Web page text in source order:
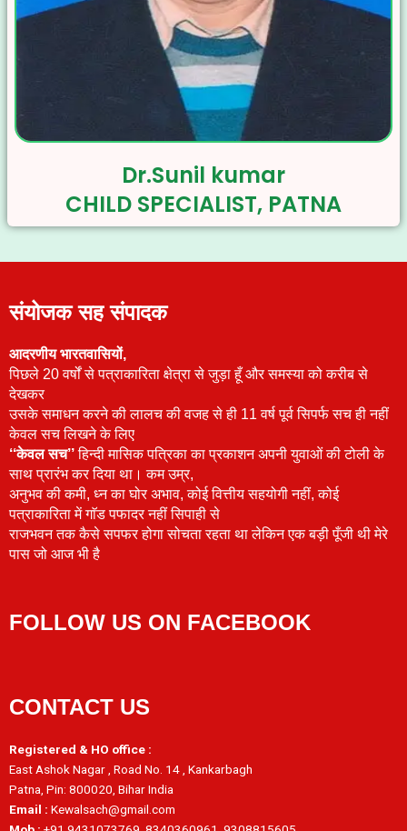
Dr.Sunil kumar
CHILD SPECIALIST, PATNA
संयोजक सह संपादक
आदरणीय भारतवासियों,
पिछले 20 वर्षों से पत्राकारिता क्षेत्रा से जुड़ा हूँ और समस्या को करीब से
देखकर
उसके समाधन करने की लालच की वजह से ही 11 वर्ष पूर्व सिपर्फ सच ही नहीं
केवल सच लिखने के लिए
‘‘केवल सच’’हिन्दी मासिक पत्रिका का प्रकाशन अपनी युवाओं की टोली के
साथ प्रारंभ कर दिया था। कम उम्र,
अनुभव की कमी, ध्न का घोर अभाव, कोई वित्तीय सहयोगी नहीं, कोई
पत्राकारिता में गाॅड पफादर नहीं सिपाही से
राजभवन तक कैसे सपफर होगा सोचता रहता था लेकिन एक बड़ी पूँजी थी मेरे
पास जो आज भी है
FOLLOW US ON FACEBOOK
CONTACT US
Registered & HO office :
East Ashok Nagar , Road No. 14 , Kankarbagh
Patna, Pin: 800020, Bihar India
Email : Kewalsach@gmail.com